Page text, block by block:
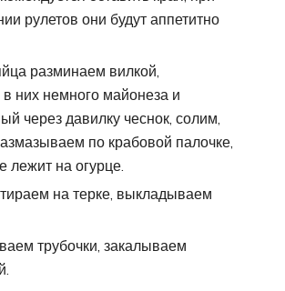
рулетов они будут аппетитно
разминаем вилкой,
них немного майонеза и
через давилку чеснок, солим,
по крабовой палочке,
лежит на огурце.
на терке, выкладываем
трубочки, закалываем